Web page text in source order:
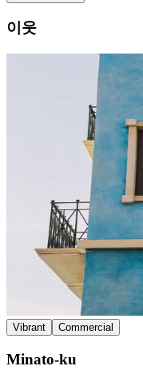
이웃
Vibrant Commercial
Minato-ku